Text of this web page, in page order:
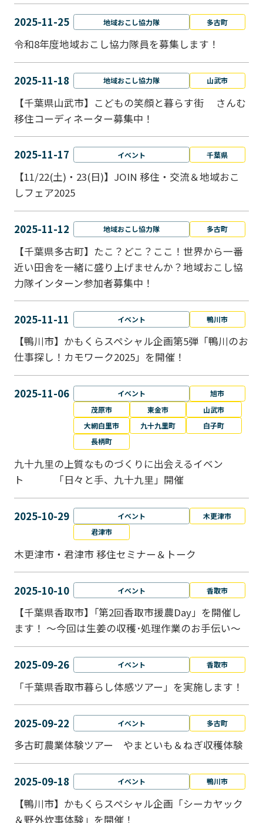
2025-11-25 地域おこし協力隊 多古町
令和8年度地域おこし協力隊員を募集します！
2025-11-18 地域おこし協力隊 山武市
【千葉県山武市】こどもの笑顔と暮らす街 さんむ
移住コーディネーター募集中！
2025-11-17 イベント 千葉県
【11/22(土)・23(日)】JOIN 移住・交流＆地域おこ
しフェア2025
2025-11-12 地域おこし協力隊 多古町
【千葉県多古町】たこ？どこ？ここ！世界から一番
近い田舎を一緒に盛り上げませんか？地域おこし協
力隊インターン参加者募集中！
2025-11-11 イベント 鴨川市
【鴨川市】かもくらスペシャル企画第5弾「鴨川のお
仕事探し！カモワーク2025」を開催！
2025-11-06 イベント
旭市
茂原市
東金市
山武市
大網白里市
九十九里町
白子町
長柄町
九十九里の上質なものづくりに出会えるイベン
ト 「日々と手、九十九里」開催
2025-10-29 イベント
木更津市
君津市
木更津市・君津市 移住セミナー＆トーク
2025-10-10 イベント 香取市
【千葉県香取市】｢第2回香取市援農Day」を開催し
ます！ ～今回は生姜の収穫･処理作業のお手伝い～
2025-09-26 イベント 香取市
「千葉県香取市暮らし体感ツアー」を実施します！
2025-09-22 イベント 多古町
多古町農業体験ツアー やまといも＆ねぎ収穫体験
2025-09-18 イベント 鴨川市
【鴨川市】かもくらスペシャル企画「シーカヤック
＆野外炊事体験」を開催！